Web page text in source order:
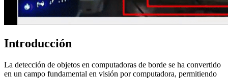
Introducción
La detección de objetos en computadoras de borde se ha convertido
en un campo fundamental en visión por computadora, permitiendo